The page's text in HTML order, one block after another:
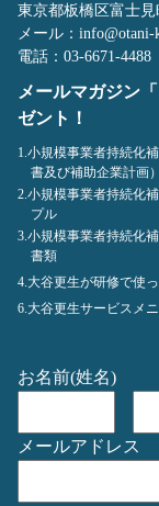
東京都板橋区富士見
メール：info@otani-
電話：03-6671-4488
メールマガジン
ゼント！
1.小規模事業者持続化
書及び補助企業計画
2.小規模事業者持続化
プル
3.小規模事業者持続化
書類
4.大谷更生が研修で使
6.大谷更生サービスメ
お名前(姓名)
メールアドレス